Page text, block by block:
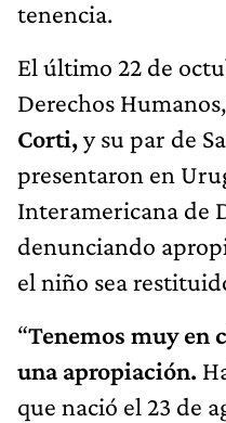
tenencia.
El último 22 de
Derechos Humanos,
Corti,y su par de
presentaron en
Interamericana de
denunciando
el niño sea
“Tenemos muy en
una apropiación.
que nació el 23 de